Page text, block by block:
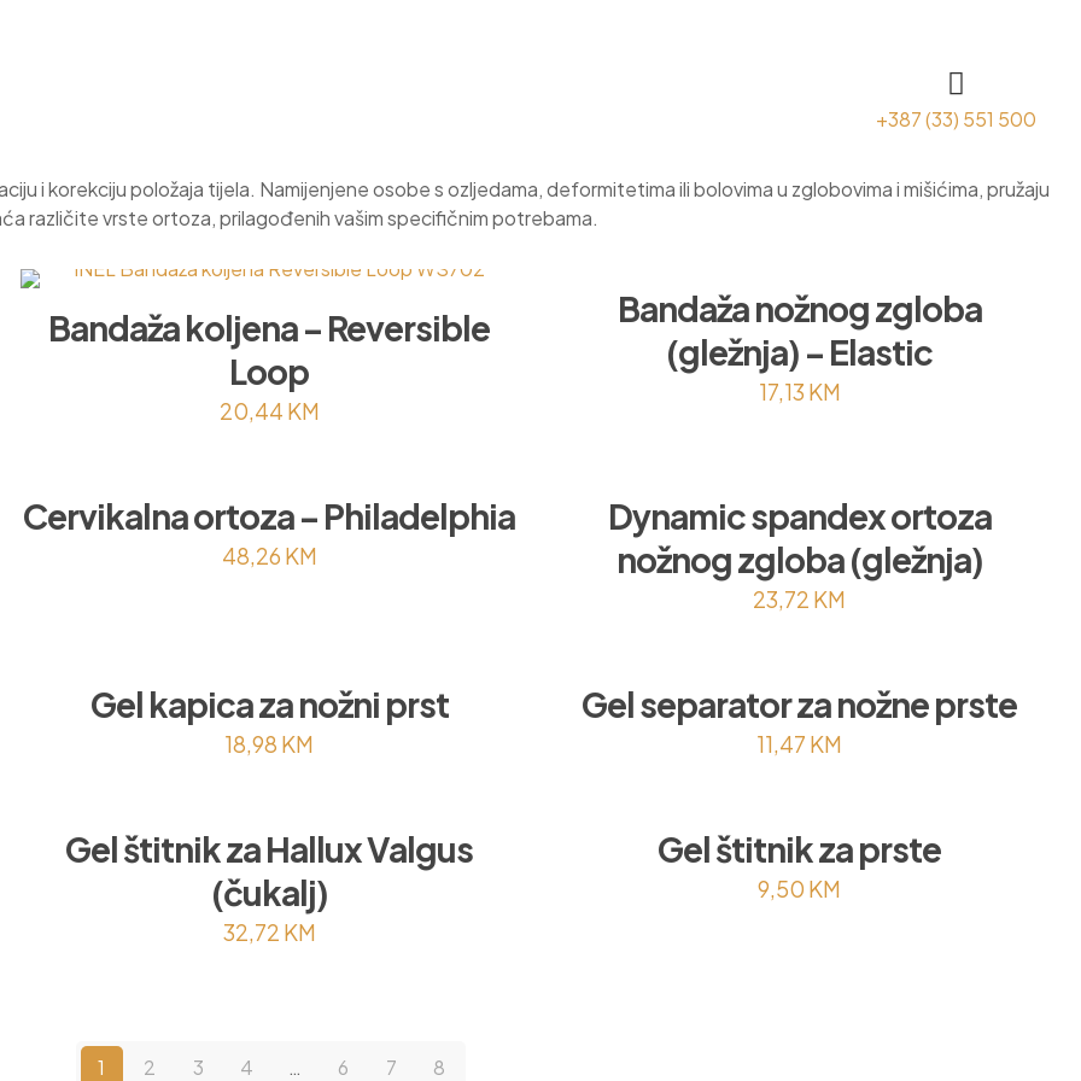
+387 (33) 551 500
i korekciju položaja tijela. Namijenjene osobe s ozljedama, deformitetima ili bolovima u zglobovima i mišićima, pružaju
različite vrste ortoza, prilagođenih vašim specifičnim potrebama.
Bandaža koljena – Reversible
Loop
20,44 KM
Bandaža nožnog zgloba
(gležnja) – Elastic
17,13 KM
Cervikalna ortoza – Philadelphia
48,26 KM
Dynamic spandex ortoza
nožnog zgloba (gležnja)
23,72 KM
Gel kapica za nožni prst
18,98 KM
Gel separator za nožne prste
11,47 KM
Gel štitnik za Hallux Valgus
(čukalj)
32,72 KM
Gel štitnik za prste
9,50 KM
1 2 3 4 … 6 7 8